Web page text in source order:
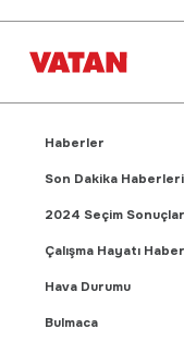
Haberler
Son Dakika Haberleri
2024 Seçim
Çalışma Hayatı
Hava Durumu
Bulmaca